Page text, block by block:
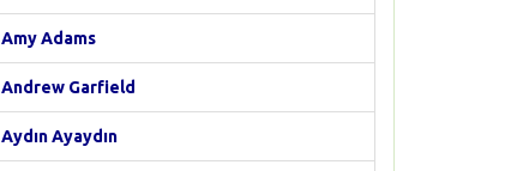
Amy Adams
Andrew Garfield
Aydın Ayaydın